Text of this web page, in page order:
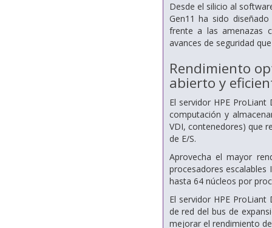
Desde el silicio al
Gen11 ha sido
frente a las amenazas
avances de seguridad
Rendimiento
abierto y
El servidor HPE
computación y
VDI, contenedores) que
de E/S.
Aprovecha el mayor
procesadores
hasta 64 núcleos por
El servidor HPE
de red del bus de
mejorar el rendimiento